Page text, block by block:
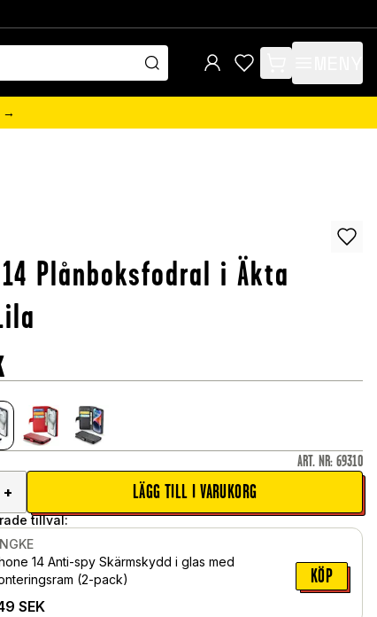
items in cart, view
→
Plånboksfodral i Äkta
ART. NR: 69310
+ LÄGG TILL I VARUKORG
tillval:
14 Anti-spy Skärmskydd i glas med
(2-pack)
SEK
KÖP